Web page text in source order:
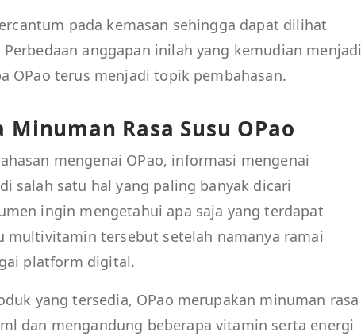
pada kemasan sehingga dapat dilihat
anggapan inilah yang kemudian menjadi
OPao terus menjadi topik pembahasan.
Minuman Rasa Susu OPao
mengenai OPao, informasi mengenai
salah satu hal yang paling banyak dicari
ingin mengetahui apa saja yang terdapat
multivitamin tersebut setelah namanya ramai
platform digital.
yang tersedia, OPao merupakan minuman rasa
dan mengandung beberapa vitamin serta energi